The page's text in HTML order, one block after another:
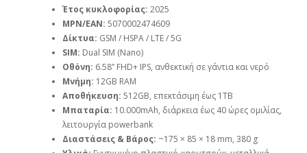
Έτος κυκλοφορίας: 2025
MPN/EAN: 5070002474609
Δίκτυα: GSM / HSPA / LTE / 5G
SIM: Dual SIM (Nano)
Οθόνη: 6.58” FHD+ IPS, ανθεκτική σε γάντια και νερό
Μνήμη: 12GB RAM
Αποθήκευση: 512GB, επεκτάσιμη έως 1TB
Μπαταρία: 10.000mAh, διάρκεια έως 40 ώρες ομιλίας,
λειτουργία powerbank
Διαστάσεις & Βάρος: ~175 × 85 × 18 mm, 380 g